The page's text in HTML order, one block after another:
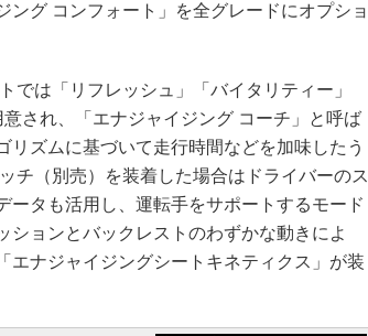
ング コンフォート」を全グレードにオプショ
は「リフレッシュ」「バイタリティー」
され、「エナジャイジング コーチ」と呼ば
リズムに基づいて走行時間などを加味したう
チ（別売）を装着した場合はドライバーのス
ータも活用し、運転手をサポートするモード
ションとバックレストのわずかな動きによ
エナジャイジングシートキネティクス」が装